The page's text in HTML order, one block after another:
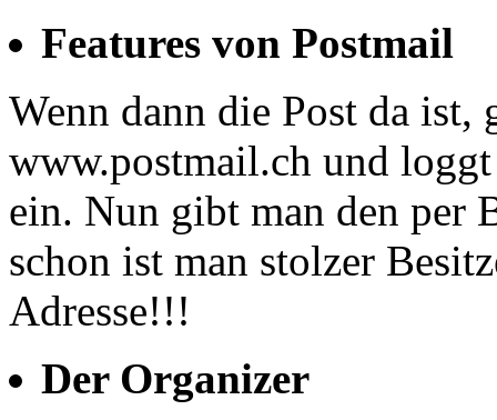
Features von Postmail
Wenn dann die Post da ist,
www.postmail.ch und
ein. Nun gibt man den per
schon ist man stolzer
Adresse!!!
Der Organizer